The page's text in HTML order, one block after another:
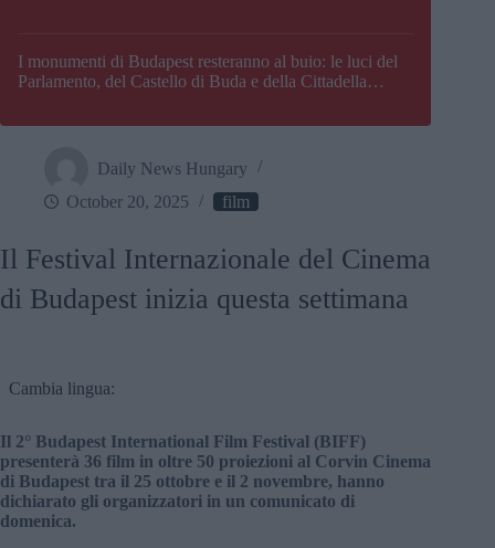
I monumenti di Budapest resteranno al buio: le luci del
Parlamento, del Castello di Buda e della Cittadella
Daily News Hungary
October 20, 2025
film
Il Festival Internazionale del Cinema
di Budapest inizia questa settimana
Cambia lingua:
Il 2° Budapest International Film Festival (BIFF)
presenterà 36 film in oltre 50 proiezioni al Corvin Cinema
di Budapest tra il 25 ottobre e il 2 novembre, hanno
dichiarato gli organizzatori in un comunicato di
domenica.